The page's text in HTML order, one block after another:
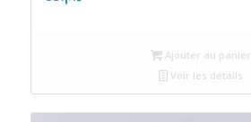
Ajouter au panier
Voir les détails